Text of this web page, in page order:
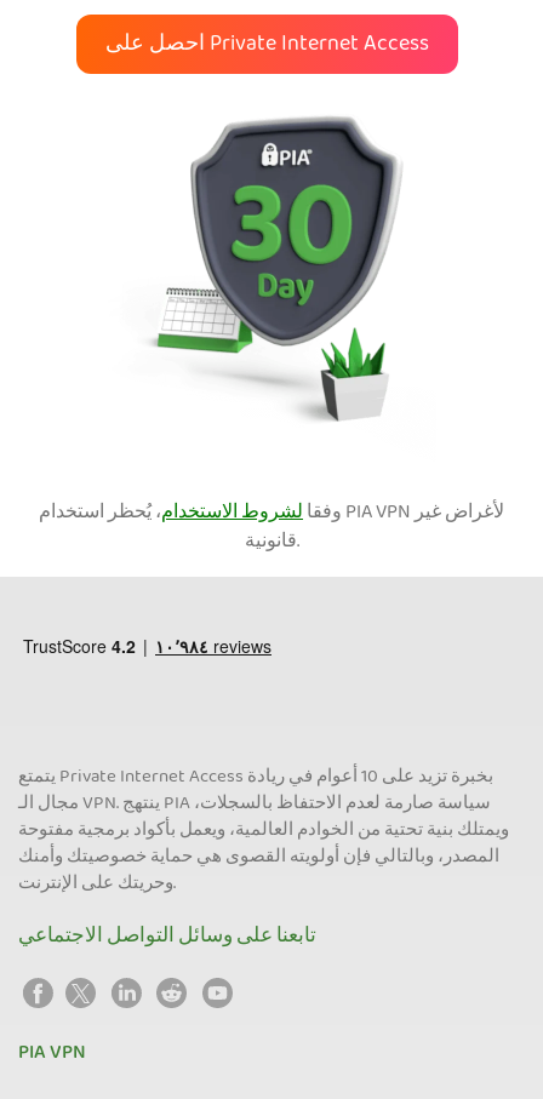
احصل على Private Internet Access
وفقالشروط الاستخدام، يُحظر استخدام PIA VPN لأغراض غير
قانونية.
يتمتع Private Internet Access بخبرة تزيد على 10 أعوام في ريادة
مجال الـ VPN. ينتهج PIA سياسة صارمة لعدم الاحتفاظ بالسجلات،
ويمتلك بنية تحتية من الخوادم العالمية، ويعمل بأكواد برمجية مفتوحة
المصدر، وبالتالي فإن أولويته القصوى هي حماية خصوصيتك وأمنك
وحريتك على الإنترنت.
تابعنا على وسائل التواصل الاجتماعي
PIA VPN